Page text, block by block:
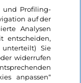
und Profiling-
auf der
Analysen
entscheiden,
Sie
widerrufen
anpassen“